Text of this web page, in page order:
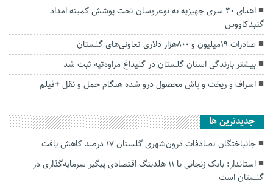
اهدای ۴٠ سری جهیزیه به نوعروسان تحت پوشش کمیته امداد
گنبدکاووس
صادرات ۱۹میلیون و ۸۰۰هزار دلاری تعاونی‌های گلستان
بیشتر بارندگی استان گلستان در گلیداغ مراوه‌تپه ثبت شد
اسراف و ریخت و پاش محصول درو شده هنگام حمل و نقل +فیلم
جديدترين ها
جانباختگان تصادفات درون‌شهری گلستان ۱۷ درصد کاهش یافت
استاندار: بابک زنجانی با ۱۱ هلدینگ اقتصادی پیگیر سرمایه‌گذاری در
گلستان است